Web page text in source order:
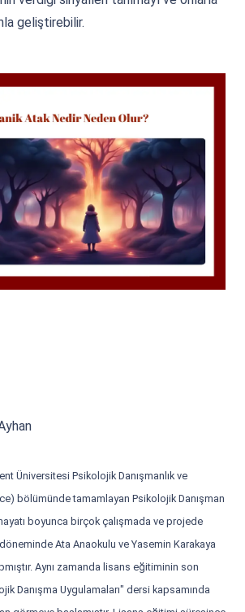
geliştirebilir.
Üniversitesi Psikolojik Danışmanlık ve
bölümünde tamamlayan Psikolojik Danışman
boyunca birçok çalışmada ve projede
Ata Anaokulu ve Yasemin Karakaya
Aynı zamanda lisans eğitiminin son
Danışma Uygulamaları" dersi kapsamında